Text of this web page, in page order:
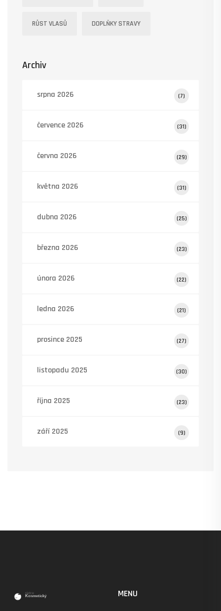
RŮST VLASŮ DOPLŇKY STRAVY
Archiv
srpna 2026 (7)
července 2026 (31)
června 2026 (29)
května 2026 (31)
dubna 2026 (25)
března 2026 (23)
února 2026 (22)
ledna 2026 (21)
prosince 2025 (27)
listopadu 2025 (30)
října 2025 (23)
září 2025 (9)
MENU